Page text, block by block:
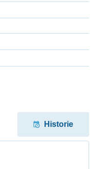
Historie